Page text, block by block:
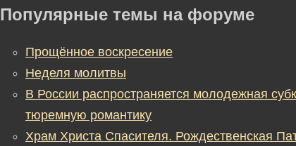
Популярные темы на форуме
Прощённое воскресение
Неделя молитвы
В России распространяется молодежная
тюремную романтику
Храм Христа Спасителя. Рождественская